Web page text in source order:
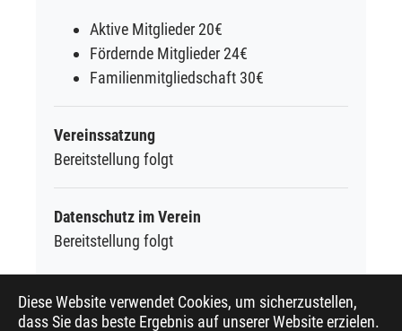
Diese Website verwendet Cookies, um sicherzustellen,
dass Sie das beste Ergebnis auf unserer Website erzielen.
Aktive Mitglieder 20€
Fördernde Mitglieder 24€
Familienmitgliedschaft 30€
Vereinssatzung
Bereitstellung folgt
Datenschutz im Verein
Bereitstellung folgt